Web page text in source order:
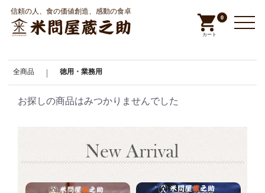
信頼の人、食の価値創造、感動の食卓
0
カート
全商品 | 徳用・業務用
お探しの商品はみつかりませんでした